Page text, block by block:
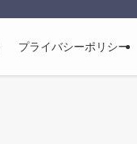
プライバシーポリシー